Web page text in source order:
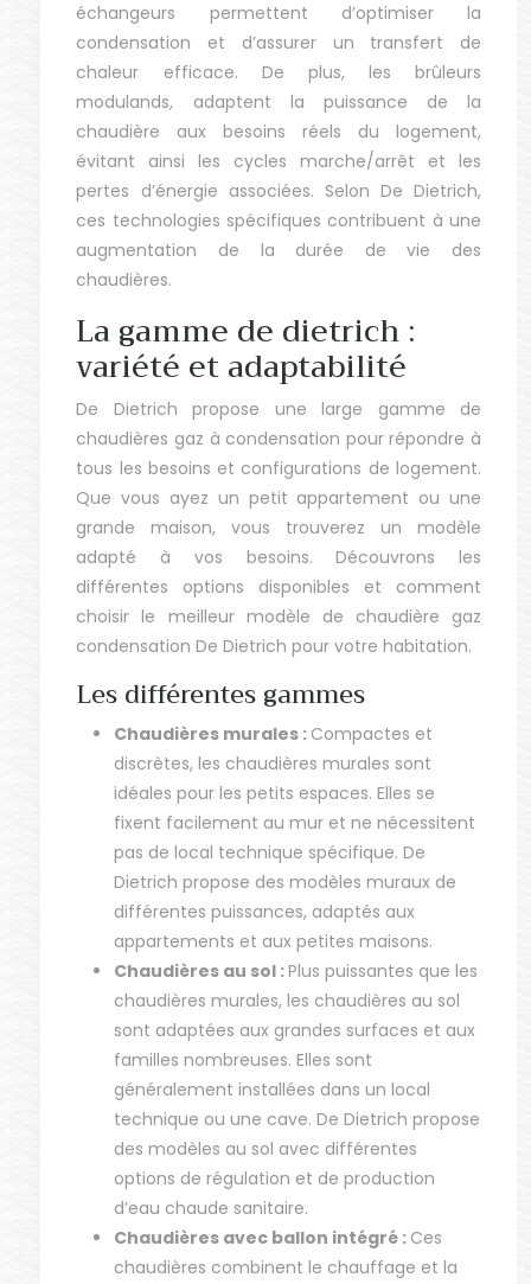
échangeurs permettent d’optimiser la
condensation et d’assurer un transfert de
chaleur efficace. De plus, les brûleurs
modulands, adaptent la puissance de la
chaudière aux besoins réels du logement,
évitant ainsi les cycles marche/arrêt et les
pertes d’énergie associées. Selon De Dietrich,
ces technologies spécifiques contribuent à une
augmentation de la durée de vie des
chaudières.
La gamme de dietrich :
variété et adaptabilité
De Dietrich propose une large gamme de
chaudières gaz à condensation pour répondre à
tous les besoins et configurations de logement.
Que vous ayez un petit appartement ou une
grande maison, vous trouverez un modèle
adapté à vos besoins.Découvrons les
différentes options disponibles et comment
choisir le meilleur modèle de chaudière gaz
condensation De Dietrich pour votre habitation.
Les différentes gammes
Chaudières murales : Compactes et
discrètes, les chaudières murales sont
idéales pour les petits espaces. Elles se
fixent facilement au mur et ne nécessitent
pas de local technique spécifique. De
Dietrich propose des modèles muraux de
différentes puissances, adaptés aux
appartements et aux petites maisons.
Chaudières au sol :Plus puissantes que les
chaudières murales, les chaudières au sol
sont adaptées aux grandes surfaces et aux
familles nombreuses. Elles sont
généralement installées dans un local
technique ou une cave. De Dietrich propose
des modèles au sol avec différentes
options de régulation et de production
d’eau chaude sanitaire.
Chaudières avec ballon intégré : Ces
chaudières combinent le chauffage et la